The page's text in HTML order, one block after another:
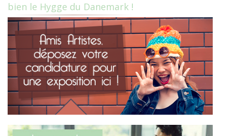
bien le Hygge du Danemark !